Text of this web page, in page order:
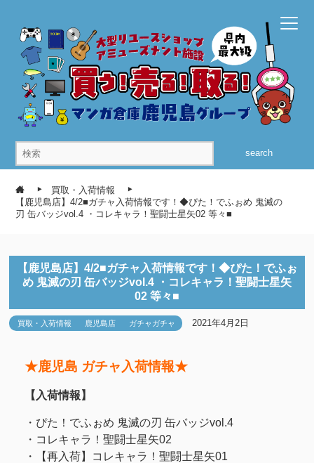
search
買取・入荷情報
【鹿児島店】4/2■ガチャ入荷情報です！◆ぴた！でふぉめ 鬼滅の
刃 缶バッジvol.4 ・コレキャラ！聖闘士星矢02 等々■
【鹿児島店】4/2■ガチャ入荷情報です！◆ぴた！でふぉ
め 鬼滅の刃 缶バッジvol.4 ・コレキャラ！聖闘士星矢
02 等々■
買取・入荷情報 鹿児島店 ガチャガチャ 2021年4月2日
★鹿児島 ガチャ入荷情報★
【入荷情報】
・ぴた！でふぉめ 鬼滅の刃 缶バッジvol.4
・コレキャラ！聖闘士星矢02
・【再入荷】コレキャラ！聖闘士星矢01